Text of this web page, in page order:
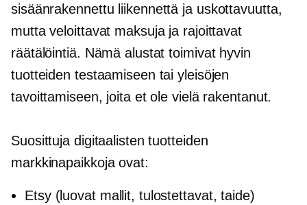
sisäänrakennettu liikennettä ja uskottavuutta,
mutta veloittavat maksuja ja rajoittavat
räätälöintiä. Nämä alustat toimivat hyvin
tuotteiden testaamiseen tai yleisöjen
tavoittamiseen, joita et ole vielä rakentanut.
Suosittuja digitaalisten tuotteiden
markkinapaikkoja ovat:
Etsy (luovat mallit, tulostettavat, taide)